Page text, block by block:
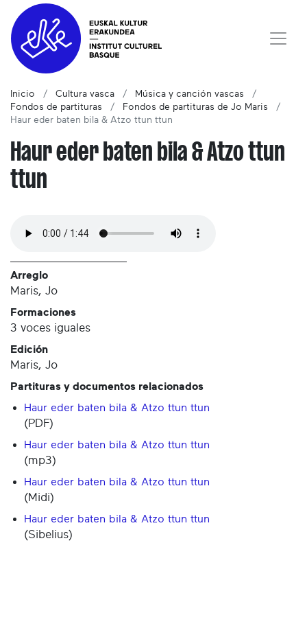
Inicio Cultura vasca
Música y canción vascas
Fondos de partituras
Fondos de partituras de Jo Maris
Haur eder baten bila & Atzo ttun ttun
Haur eder baten bila & Atzo ttun
ttun
Arreglo
Maris, Jo
Formaciones
3 voces iguales
Edición
Maris, Jo
Partituras y documentos relacionados
Haur eder baten bila & Atzo ttun ttun
(PDF)
Haur eder baten bila & Atzo ttun ttun
(mp3)
Haur eder baten bila & Atzo ttun ttun
(Midi)
Haur eder baten bila & Atzo ttun ttun
(Sibelius)